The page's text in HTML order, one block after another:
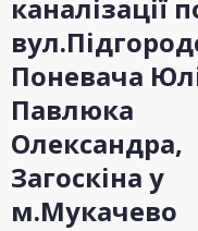
каналізації
Поневача
Павлюка
Олександра,
Загоскіна у
м.Мукачево